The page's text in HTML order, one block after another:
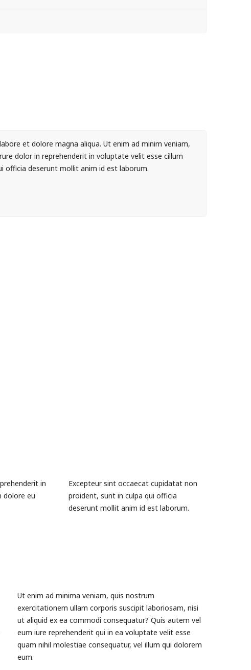
et dolore magna aliqua. Ut enim ad minim veniam,
dolor in reprehenderit in voluptate velit esse cillum
officia deserunt mollit anim id est laborum.
in
dolore eu
Excepteur sint occaecat cupidatat non
proident, sunt in culpa qui officia
deserunt mollit anim id est laborum.
Ut enim ad minima veniam, quis nostrum
exercitationem ullam corporis suscipit laboriosam, nisi
ut aliquid ex ea commodi consequatur? Quis autem vel
eum iure reprehenderit qui in ea voluptate velit esse
quam nihil molestiae consequatur, vel illum qui dolorem
eum.